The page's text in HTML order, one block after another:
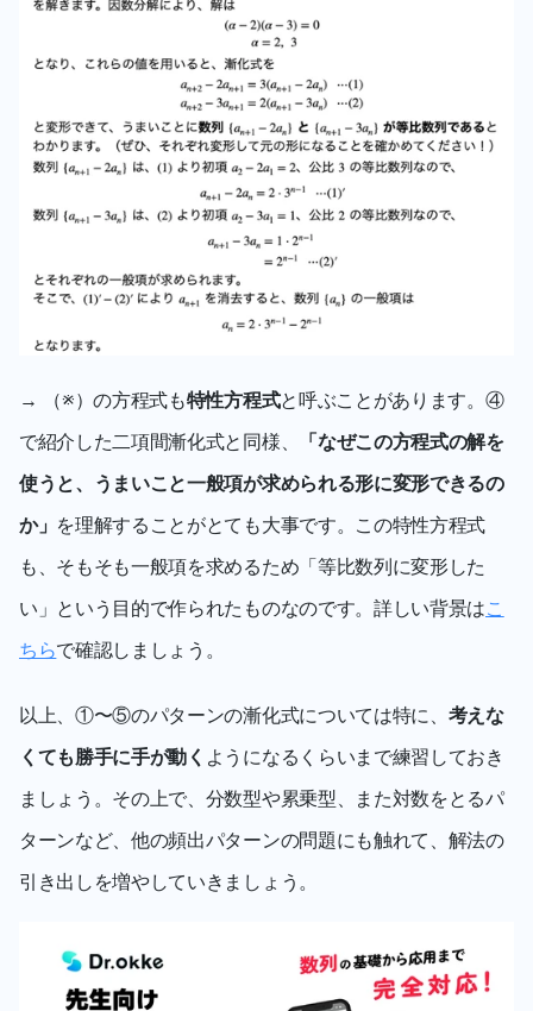
→ （※）の方程式も特性方程式と呼ぶことがあります。④
で紹介した二項間漸化式と同様、
「なぜこの方程式の解を
使うと、うまいこと一般項が求められる形に変形できるの
か」 を理解することがとても大事です。この特性方程式
も、そもそも一般項を求めるため「等比数列に変形した
い」という目的で作られたものなのです。詳しい背景はこ
ちらで確認しましょう。
以上、①〜⑤のパターンの漸化式については特に、 考えな
くても勝手に手が動く ようになるくらいまで練習しておき
ましょう。その上で、分数型や累乗型、また対数をとるパ
ターンなど、他の頻出パターンの問題にも触れて、解法の
引き出しを増やしていきましょう。